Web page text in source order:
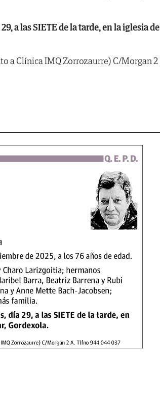
a las SIETE de la tarde, en la iglesia de
a Clínica IMQ Zorrozaurre) C/Morgan 2